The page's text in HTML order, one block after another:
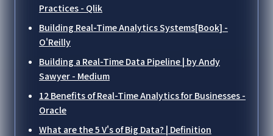
Practices - Qlik
Building Real-Time Analytics Systems[Book] -
O'Reilly
Building a Real-Time Data Pipeline | by Andy
Sawyer - Medium
12 Benefits of Real-Time Analytics for Businesses -
Oracle
What are the 5 V's of Big Data? | Definition